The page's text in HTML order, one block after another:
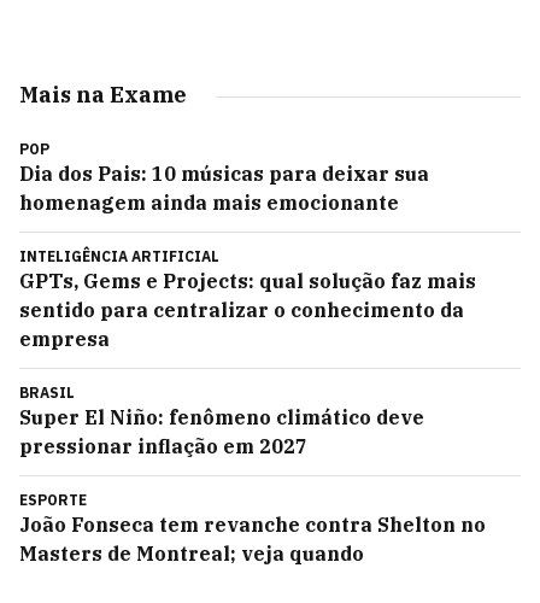
Mais na Exame
POP
Dia dos Pais: 10 músicas para deixar sua
homenagem ainda mais emocionante
INTELIGÊNCIA ARTIFICIAL
GPTs, Gems e Projects: qual solução faz mais
sentido para centralizar o conhecimento da
empresa
BRASIL
Super El Niño: fenômeno climático deve
pressionar inflação em 2027
ESPORTE
João Fonseca tem revanche contra Shelton no
Masters de Montreal; veja quando